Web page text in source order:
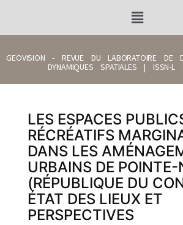
GEOVISION - REVUE DU LABORATOIRE DE
DYNAMIQUES SPATIALES | ISSN-
LES ESPACES
RÉCRÉATIFS
DANS LES
URBAINS DE POINTE-
(RÉPUBLIQUE DU
ÉTAT DES LIEUX ET
PERSPECTIVES